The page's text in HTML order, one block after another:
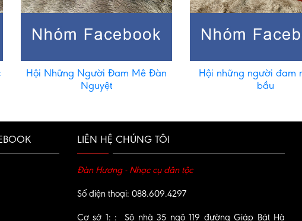
Hội Những Người Đam Mê Đàn
Nguyệt
Hội những người đam
bầu
LIÊN HỆ CHÚNG TÔI
Đàn Hương - Nhạc cụ dân tộc
Số điện thoại: 088.609.4297
Cơ sở 1: : Sô nhà 35 ngõ 119 đường Giáp Bát Hà